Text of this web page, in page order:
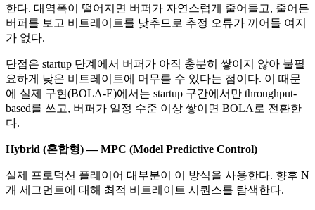
한다. 대역폭이 떨어지면 버퍼가 자연스럽게 줄어들고, 줄어든
버퍼를 보고 비트레이트를 낮추므로 추정 오류가 끼어들 여지
가 없다.
단점은 startup 단계에서 버퍼가 아직 충분히 쌓이지 않아 불필
요하게 낮은 비트레이트에 머무를 수 있다는 점이다. 이 때문
에 실제 구현(BOLA-E)에서는 startup 구간에서만 throughput-
based를 쓰고, 버퍼가 일정 수준 이상 쌓이면 BOLA로 전환한
다.
Hybrid (혼합형) — MPC (Model Predictive Control)
실제 프로덕션 플레이어 대부분이 이 방식을 사용한다. 향후 N
개 세그먼트에 대해 최적 비트레이트 시퀀스를 탐색한다.